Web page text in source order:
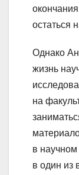
остаться
Однако
жизнь
на
в
в один из